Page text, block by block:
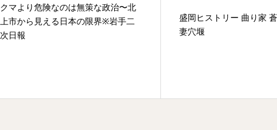
クマより危険なのは無策な政治〜北
上市から見える日本の限界※岩手二
次日報
盛岡ヒストリー 曲り家
妻穴堰